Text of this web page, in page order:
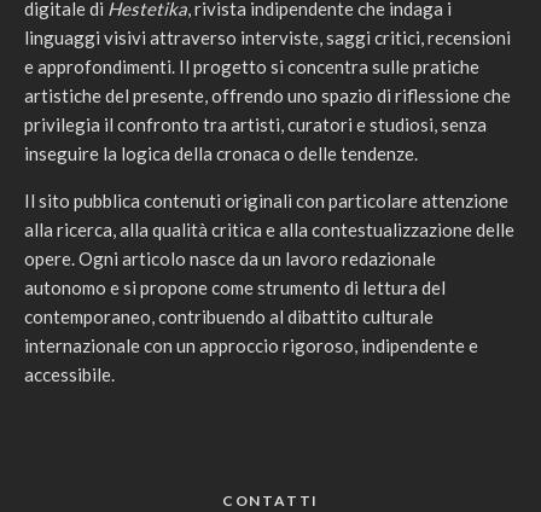
digitale di Hestetika, rivista indipendente che indaga i
linguaggi visivi attraverso interviste, saggi critici, recensioni
e approfondimenti. Il progetto si concentra sulle pratiche
artistiche del presente, offrendo uno spazio di riflessione che
privilegia il confronto tra artisti, curatori e studiosi, senza
inseguire la logica della cronaca o delle tendenze.
Il sito pubblica contenuti originali con particolare attenzione
alla ricerca, alla qualità critica e alla contestualizzazione delle
opere. Ogni articolo nasce da un lavoro redazionale
autonomo e si propone come strumento di lettura del
contemporaneo, contribuendo al dibattito culturale
internazionale con un approccio rigoroso, indipendente e
accessibile.
CONTATTI